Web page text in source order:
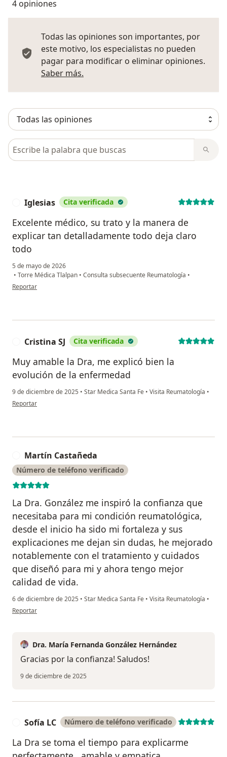
4 opiniones
Todas las opiniones son importantes, por
este motivo, los especialistas no pueden
pagar para modificar o eliminar opiniones.
Saber más.
Busca en opiniones
Iglesias Cita verificada
Excelente médico, su trato y la manera de
explicar tan detalladamente todo deja claro
todo
5 de mayo de 2026
• Torre Médica Tlalpan • Consulta subsecuente Reumatología •
en opinión del usuario Iglesias
Reportar
Cristina SJ Cita verificada
Muy amable la Dra, me explicó bien la
evolución de la enfermedad
9 de diciembre de 2025 • Star Medica Santa Fe • Visita Reumatología •
en opinión del usuario Cristina SJ
Reportar
Martín Castañeda
Número de teléfono verificado
La Dra. González me inspiró la confianza que
necesitaba para mi condición reumatológica,
desde el inicio ha sido mi fortaleza y sus
explicaciones me dejan sin dudas, he mejorado
notablemente con el tratamiento y cuidados
que diseñó para mi y ahora tengo mejor
calidad de vida.
6 de diciembre de 2025 • Star Medica Santa Fe • Visita Reumatología •
en opinión del usuario Martín Castañeda
Reportar
Dra. María Fernanda González Hernández
Gracias por la confianza! Saludos!
9 de diciembre de 2025
Sofía LC Número de teléfono verificado
La Dra se toma el tiempo para explicarme